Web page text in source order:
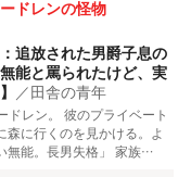
ドレンの怪物
追放された男爵子息の
能と罵られたけど、実
／田舎の青年
ドレン。 彼のプライベート
森に行くのを見かける。よ
無能。長男失格」 家族…